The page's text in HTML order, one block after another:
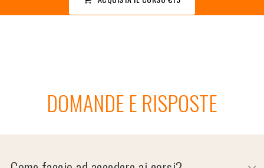
DOMANDE E RISPOSTE